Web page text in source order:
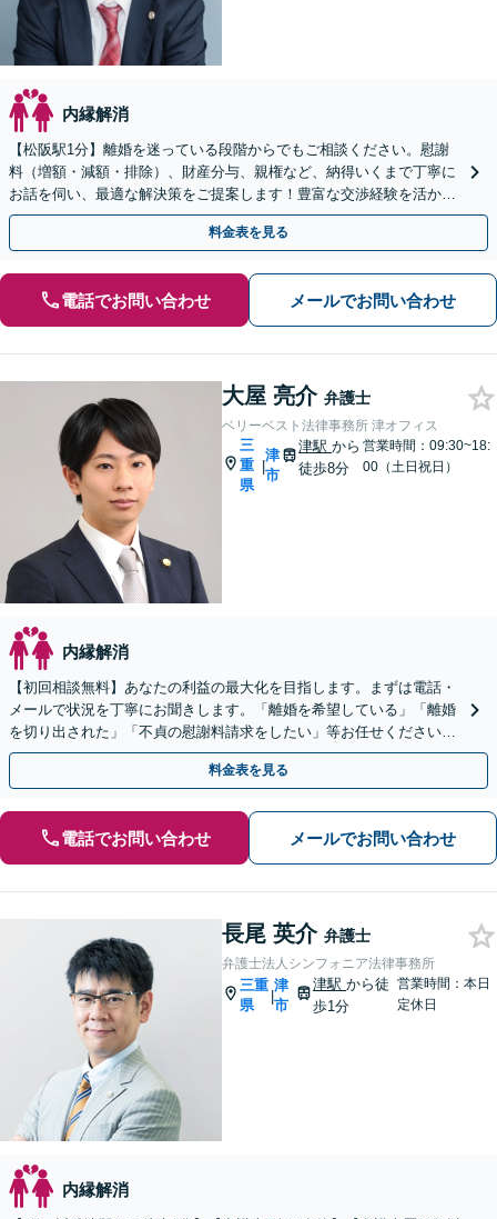
内縁解消
【松阪駅1分】離婚を迷っている段階からでもご相談ください。慰謝
料（増額・減額・排除）、財産分与、親権など、納得いくまで丁寧に
お話を伺い、最適な解決策をご提案します！豊富な交渉経験を活か
し、解決を目指します。【完全個室で相談】【夜間面談可】
料金表を見る
電話でお問い合わせ メールでお問い合わせ
大屋 亮介 弁護士
ベリーベスト法律事務所 津オフィス
三
重
県
|
津
市
津駅から
徒歩8分
営業時間：09:30~18:
00（土日祝日）
内縁解消
【初回相談無料】あなたの利益の最大化を目指します。まずは電話・
メールで状況を丁寧にお聞きします。「離婚を希望している」「離婚
を切り出された」「不貞の慰謝料請求をしたい」等お任せください。
【リーズナブルな料金設定】
料金表を見る
電話でお問い合わせ メールでお問い合わせ
長尾 英介 弁護士
弁護士法人シンフォニア法律事務所
三重
県
|
津
市
津駅から徒
歩1分
営業時間：本日
定休日
内縁解消